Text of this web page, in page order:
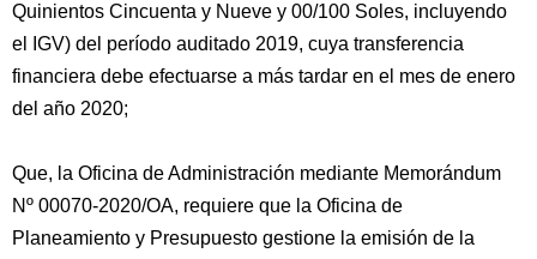
Quinientos Cincuenta y Nueve y 00/100 Soles, incluyendo
el IGV) del período auditado 2019, cuya transferencia
financiera debe efectuarse a más tardar en el mes de enero
del año 2020;
Que, la Oficina de Administración mediante Memorándum
Nº 00070-2020/OA, requiere que la Oficina de
Planeamiento y Presupuesto gestione la emisión de la